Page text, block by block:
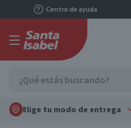
Centro de ayuda
Elige tu modo de entrega